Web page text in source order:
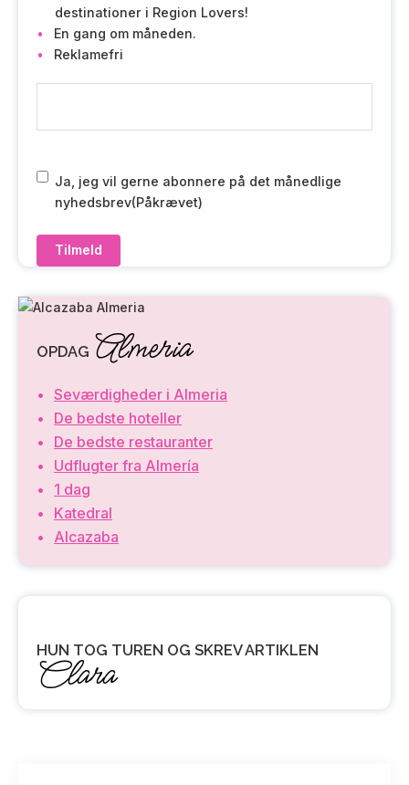
destinationer i Region Lovers!
En gang om måneden.
Reklamefri
m
i
P
å
r
v
R
D
(
å
r
)
Ja, jeg vil gerne abonnere på det månedlige
nyhedsbrev(Påkrævet)
OPDAG Almeria
Seværdigheder i Almeria
De bedste hoteller
De bedste restauranter
Udflugter fra Almería
1 dag
Katedral
Alcazaba
HUN TOG TUREN OG SKREV ARTIKLEN
Clara